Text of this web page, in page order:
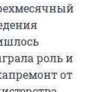
роль и
от